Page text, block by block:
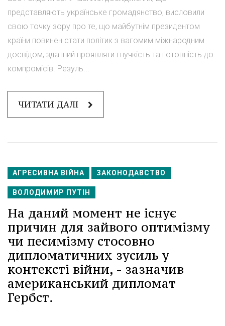
представляють українське громадянство, висловили
свою точку зору про те, що майбутнім президентом
країни повинен стати політик з вагомим міжнародним
досвідом, здатний проявляти гнучкість та готовність до
компромісів. Резуль...
ЧИТАТИ ДАЛІ
АГРЕСИВНА ВІЙНА ЗАКОНОДАВСТВО
ВОЛОДИМИР ПУТІН
На даний момент не існує
причин для зайвого оптимізму
чи песимізму стосовно
дипломатичних зусиль у
контексті війни, - зазначив
американський дипломат
Гербст.